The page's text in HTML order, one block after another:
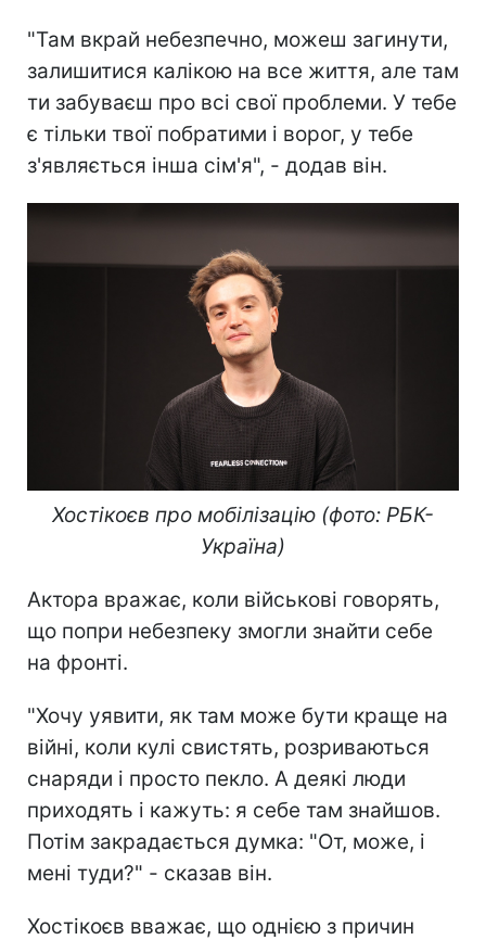
"Там вкрай небезпечно, можеш загинути,
залишитися калікою на все життя, але там
ти забуваєш про всі свої проблеми. У тебе
є тільки твої побратими і ворог, у тебе
з'являється інша сім'я", - додав він.
Хостікоєв про мобілізацію (фото: РБК-
Україна)
Актора вражає, коли військові говорять,
що попри небезпеку змогли знайти себе
на фронті.
"Хочу уявити, як там може бути краще на
війні, коли кулі свистять, розриваються
снаряди і просто пекло. А деякі люди
приходять і кажуть: я себе там знайшов.
Потім закрадається думка: "От, може, і
мені туди?" - сказав він.
Хостікоєв вважає, що однією з причин